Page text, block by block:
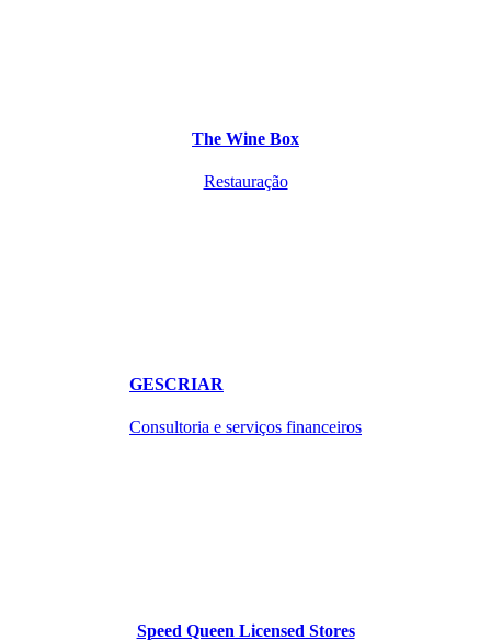
The Wine Box
Restauração
GESCRIAR
Consultoria e serviços financeiros
Speed Queen Licensed Stores